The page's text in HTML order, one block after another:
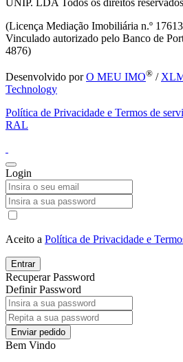
UNIP. LDA Todos os direitos
(Licença Mediação Imobiliária n.º
Vinculado autorizado pelo Banco de
4876)
Desenvolvido porO MEU IMO® /
Technology
Política de Privacidade e Termos de
RAL
Login
Aceito a Política de Privacidade e
Entrar
Recuperar Password
Definir Password
Enviar pedido
Bem Vindo